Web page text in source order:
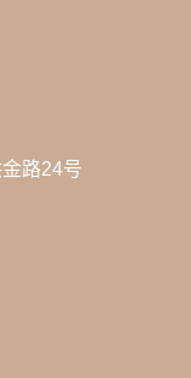
路24号